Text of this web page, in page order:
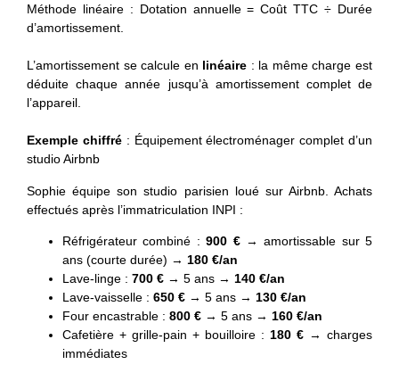
Méthode linéaire : Dotation annuelle = Coût TTC ÷ Durée
d’amortissement.
L’amortissement se calcule en linéaire : la même charge est
déduite chaque année jusqu’à amortissement complet de
l’appareil.
Exemple chiffré: Équipement électroménager complet d’un
studio Airbnb
Sophie équipe son studio parisien loué sur Airbnb. Achats
effectués après l’immatriculation INPI :
Réfrigérateur combiné :900 €→ amortissable sur 5
ans (courte durée) → 180 €/an
Lave-linge : 700 € → 5 ans → 140 €/an
Lave-vaisselle : 650 € → 5 ans → 130 €/an
Four encastrable : 800 € → 5 ans → 160 €/an
Cafetière + grille-pain + bouilloire : 180 € → charges
immédiates